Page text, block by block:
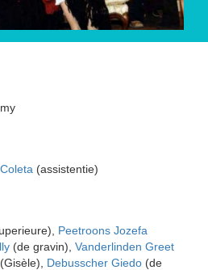
(assistentie)
Peetroons Jozefa
(de gravin), Vanderlinden Greet
(Gisèle), Debusscher Giedo (de